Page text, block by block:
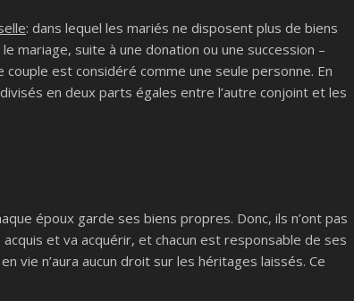
: dans lequel les mariés ne disposent plus de biens
mariage, suite à une donation ou une succession –
est considéré comme une seule personne. En
en deux parts égales entre l’autre conjoint et les
époux garde ses biens propres. Donc, ils n’ont pas
acquis et va acquérir, et chacun est responsable de ses
vie n’aura aucun droit sur les héritages laissés. Ce